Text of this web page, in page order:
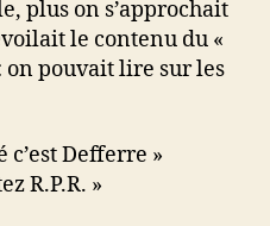
plus on s’approchait
le contenu du «
on pouvait lire sur les
Defferre »
R.P.R. »